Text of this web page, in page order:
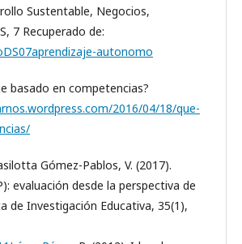
Sustentable, Negocios,
7 Recuperado de:
autonomo
basado en competencias?
2016/04/18/que-
Gómez-Pablos, V. (2017).
evaluación desde la perspectiva de
de Investigación Educativa, 35(1),